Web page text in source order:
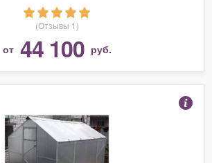
(Отзывы 1)
от 44 100 руб.